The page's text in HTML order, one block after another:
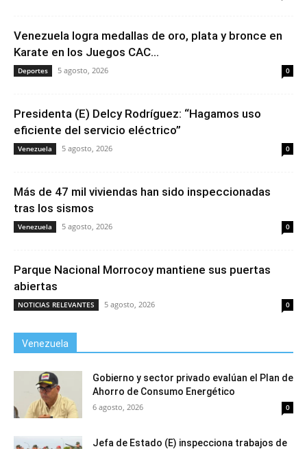
Venezuela logra medallas de oro, plata y bronce en
Karate en los Juegos CAC...
Deportes 5 agosto, 2026 0
Presidenta (E) Delcy Rodríguez: “Hagamos uso
eficiente del servicio eléctrico”
Venezuela 5 agosto, 2026 0
Más de 47 mil viviendas han sido inspeccionadas
tras los sismos
Venezuela 5 agosto, 2026 0
Parque Nacional Morrocoy mantiene sus puertas
abiertas
NOTICIAS RELEVANTES 5 agosto, 2026 0
Venezuela
Gobierno y sector privado evalúan el Plan de
Ahorro de Consumo Energético
6 agosto, 2026 0
Jefa de Estado (E) inspecciona trabajos de